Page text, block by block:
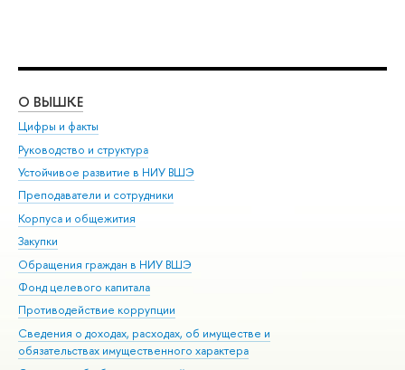
О ВЫШКЕ
Цифры и факты
Руководство и структура
Устойчивое развитие в НИУ ВШЭ
Преподаватели и сотрудники
Корпуса и общежития
Закупки
Обращения граждан в НИУ ВШЭ
Фонд целевого капитала
Противодействие коррупции
Сведения о доходах, расходах, об имуществе и
обязательствах имущественного характера